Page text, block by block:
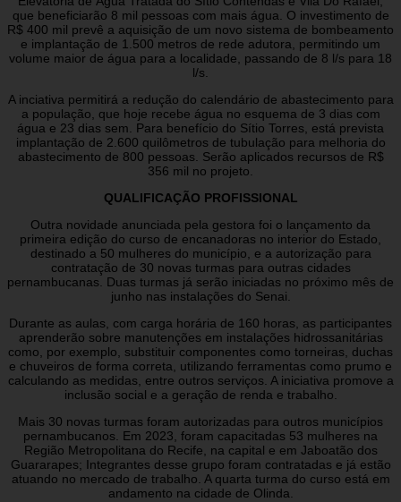
que beneficiarão 8 mil pessoas com mais água. O investimento de
R$ 400 mil prevê a aquisição de um novo sistema de bombeamento
e implantação de 1.500 metros de rede adutora, permitindo um
volume maior de água para a localidade, passando de 8 l/s para 18
l/s.
A inciativa permitirá a redução do calendário de abastecimento para
a população, que hoje recebe água no esquema de 3 dias com
água e 23 dias sem. Para benefício do Sítio Torres, está prevista
implantação de 2.600 quilômetros de tubulação para melhoria do
abastecimento de 800 pessoas. Serão aplicados recursos de R$
356 mil no projeto.
QUALIFICAÇÃO PROFISSIONAL
Outra novidade anunciada pela gestora foi o lançamento da
primeira edição do curso de encanadoras no interior do Estado,
destinado a 50 mulheres do município, e a autorização para
contratação de 30 novas turmas para outras cidades
pernambucanas. Duas turmas já serão iniciadas no próximo mês de
junho nas instalações do Senai.
Durante as aulas, com carga horária de 160 horas, as participantes
aprenderão sobre manutenções em instalações hidrossanitárias
como, por exemplo, substituir componentes como torneiras, duchas
e chuveiros de forma correta, utilizando ferramentas como prumo e
calculando as medidas, entre outros serviços. A iniciativa promove a
inclusão social e a geração de renda e trabalho.
Mais 30 novas turmas foram autorizadas para outros municípios
pernambucanos. Em 2023, foram capacitadas 53 mulheres na
Região Metropolitana do Recife, na capital e em Jaboatão dos
Guararapes; Integrantes desse grupo foram contratadas e já estão
atuando no mercado de trabalho. A quarta turma do curso está em
andamento na cidade de Olinda.